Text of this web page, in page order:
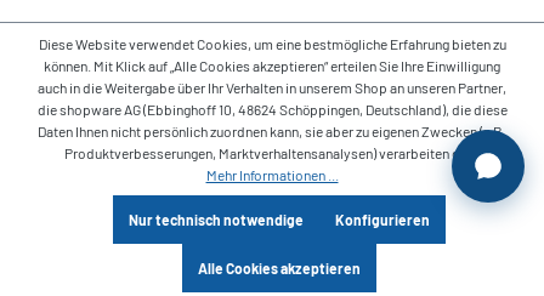
Diese Website verwendet Cookies, um eine bestmögliche Erfahrung bieten zu
können. Mit Klick auf „Alle Cookies akzeptieren“ erteilen Sie Ihre Einwilligung
auch in die Weitergabe über Ihr Verhalten in unserem Shop an unseren Partner,
die shopware AG (Ebbinghoff 10, 48624 Schöppingen, Deutschland), die diese
Daten Ihnen nicht persönlich zuordnen kann, sie aber zu eigenen Zwecken (z.B.
Produktverbesserungen, Marktverhaltensanalysen) verarbeiten darf.
Mehr Informationen ...
Nur technisch notwendige Konfigurieren
Alle Cookies akzeptieren